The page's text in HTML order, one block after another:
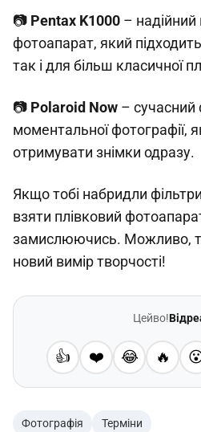
📷 Pentax K1000 – надійний
фотоапарат, який
так і для більш класичної
📷 Polaroid Now – сучасний
моментальної фотографії,
отримувати знімки одразу.
Якщо тобі набридли
взяти плівковий
замислюючись. Можливо,
новий вимір творчості!
Цейво!
👍 ❤️ 😂 🔥
Фотографія Терміни